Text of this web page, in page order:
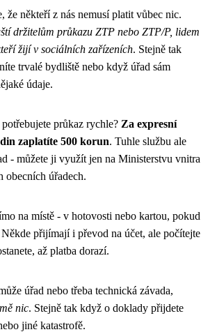
že někteří z nás nemusí platit vůbec nic.
držitelům průkazu ZTP nebo ZTP/P, lidem
žijí v sociálních zařízeních. Stejně tak
trvalé bydliště nebo když úřad sám
údaje.
průkaz rychle? Za expresní
zaplatíte 500 korun. Tuhle službu ale
- můžete ji využít jen na Ministerstvu vnitra
obecních úřadech.
na místě - v hotovosti nebo kartou, pokud
přijímají i převod na účet, ale počítejte
až platba dorazí.
úřad nebo třeba technická závada,
nic. Stejně tak když o doklady přijdete
jiné katastrofě.